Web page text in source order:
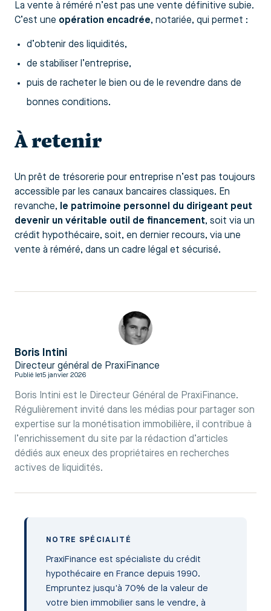
La vente à réméré n’est pas une vente définitive subie.
C’est une opération encadrée, notariée, qui permet :
d’obtenir des liquidités,
de stabiliser l’entreprise,
puis de racheter le bien ou de le revendre dans de
bonnes conditions.
À retenir
Un prêt de trésorerie pour entreprise n’est pas toujours
accessible par les canaux bancaires classiques. En
revanche,
le patrimoine personnel du dirigeant peut
devenir un véritable outil de financement, soit via un
crédit hypothécaire, soit, en dernier recours, via une
vente à réméré, dans un cadre légal et sécurisé.
Boris Intini
Directeur général de PraxiFinance
Publié le15 janvier 2026
Boris Intini est le Directeur Général de PraxiFinance.
Régulièrement invité dans les médias pour partager son
expertise sur la monétisation immobilière, il contribue à
l’enrichissement du site par la rédaction d’articles
dédiés aux eneux des propriétaires en recherches
actives de liquidités.
NOTRE SPÉCIALITÉ
PraxiFinance est spécialiste du crédit
hypothécaire en France depuis 1990.
Empruntez jusqu'à 70% de la valeur de
votre bien immobilier sans le vendre, à